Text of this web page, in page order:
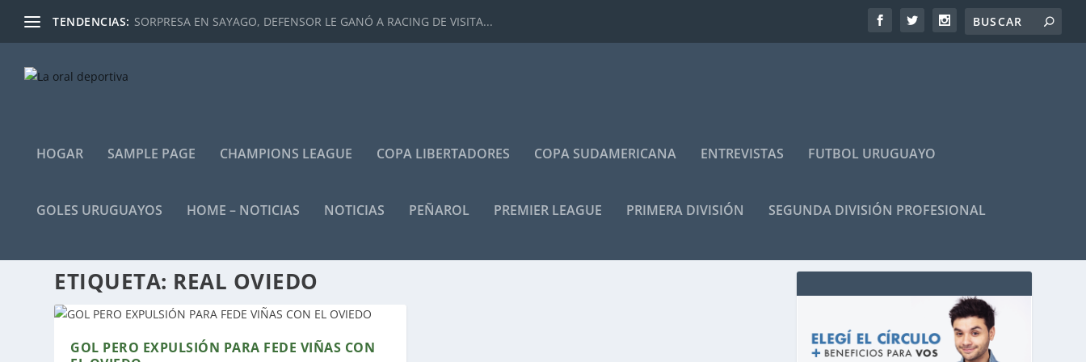
TENDENCIAS: SORPRESA EN SAYAGO, DEFENSOR LE GANÓ A RACING DE VISITA...
HOGAR SAMPLE PAGE CHAMPIONS LEAGUE COPA LIBERTADORES COPA SUDAMERICANA ENTREVISTAS FUTBOL URUGUAYO
GOLES URUGUAYOS HOME – NOTICIAS NOTICIAS PEÑAROL PREMIER LEAGUE PRIMERA DIVISIÓN SEGUNDA DIVISIÓN PROFESIONAL
ETIQUETA: REAL OVIEDO
GOL PERO EXPULSIÓN PARA FEDE VIÑAS CON